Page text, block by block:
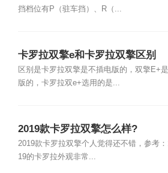
挡档位有P（驻车挡）、R（...
卡罗拉双擎e和卡罗拉双擎区别
区别是卡罗拉双擎是不插电版的，双擎E+
版的，卡罗拉双e+选用的是...
2019款卡罗拉双擎怎么样?
2019款卡罗拉双擎个人觉得还不错，参考
19的卡罗拉外观非常...